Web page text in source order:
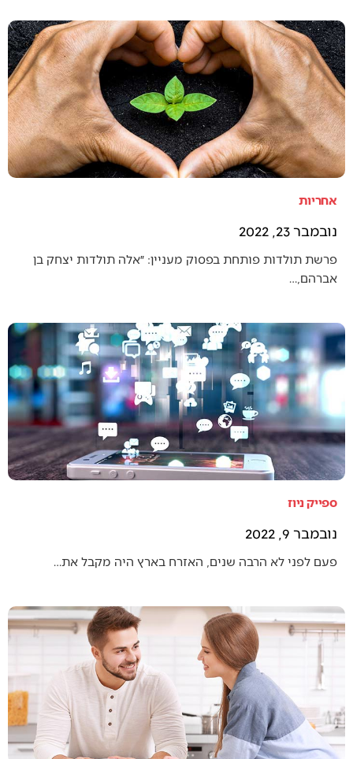
אחריות
נובמבר 23, 2022
פרשת תולדות פותחת בפסוק מעניין: ״אלה תולדות יצחק בן
אברהם,…
ספייק ניוז
נובמבר 9, 2022
פעם לפני לא הרבה שנים, האזרח בארץ היה מקבל את…